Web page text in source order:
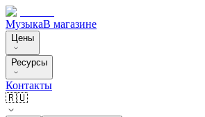
МузыкаВ магазине
Цены
Ресурсы
Контакты
🇷🇺